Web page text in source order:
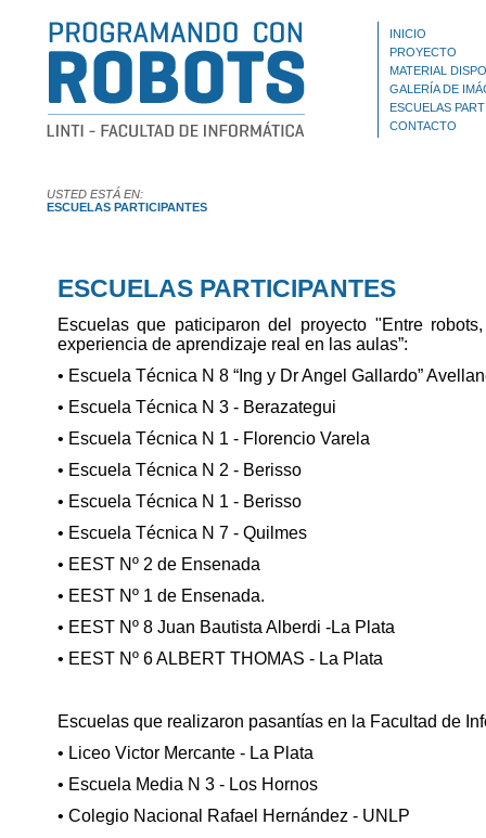
INICIO
PROYECTO
MATERIAL
GALERÍA DE
ESCUELAS
CONTACTO
USTED ESTÁ EN:
ESCUELAS PARTICIPANTES
ESCUELAS PARTICIPANTES
Escuelas que paticiparon del proyecto "Entre
experiencia de aprendizaje real en las aulas”:
• Escuela Técnica N 8 “Ing y Dr Angel Gallardo”
• Escuela Técnica N 3 - Berazategui
• Escuela Técnica N 1 - Florencio Varela
• Escuela Técnica N 2 - Berisso
• Escuela Técnica N 1 - Berisso
• Escuela Técnica N 7 - Quilmes
• EEST Nº 2 de Ensenada
• EEST Nº 1 de Ensenada.
• EEST Nº 8 Juan Bautista Alberdi -La Plata
• EEST Nº 6 ALBERT THOMAS - La Plata
Escuelas que realizaron pasantías en la Facultad de
• Liceo Victor Mercante - La Plata
• Escuela Media N 3 - Los Hornos
• Colegio Nacional Rafael Hernández - UNLP